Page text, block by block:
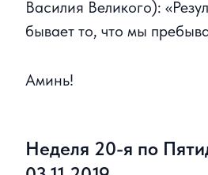
Василия Великого):
бывает то, что мы
Аминь!
Неделя 20-я по